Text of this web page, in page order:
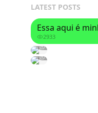
LATEST POSTS
Essa aqui é
2933
2958
2823